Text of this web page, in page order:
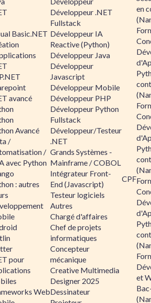
Basic.NET
avancé
Avancé
/
/
avec Python
: autres
pour
Web
Développeur .NET
Fullstack
Développeur IA
Reactive (Python)
Développeur Java
Développeur
Javascript
Développeur Mobile
Développeur PHP
Développeur Python
Fullstack
Développeur/Testeur
.NET
Grands Systèmes -
Mainframe / COBOL
Intégrateur Front-
End (Javascript)
Testeur logiciels
Autres
Chargé d'affaires
Chef de projets
informatiques
Concepteur
mécanique
Creative Multimedia
Designer 2025
Dessinateur
CPF
en
et